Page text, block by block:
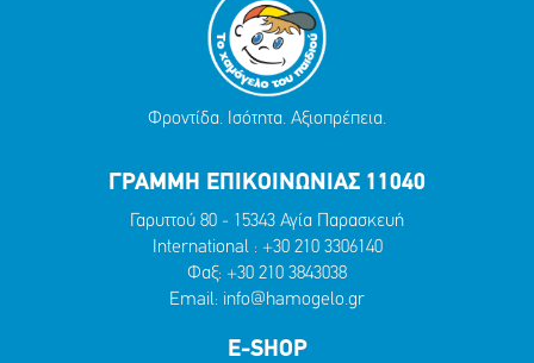
Φροντίδα. Ισότητα. Αξιοπρέπεια.
ΓΡΑΜΜΗ ΕΠΙΚΟΙΝΩΝΙΑΣ 11040
Γαρυττού 80 - 15343 Αγία Παρασκευή
International : +30 210 3306140
Φαξ: +30 210 3843038
Email: info@hamogelo.gr
E-SHOP